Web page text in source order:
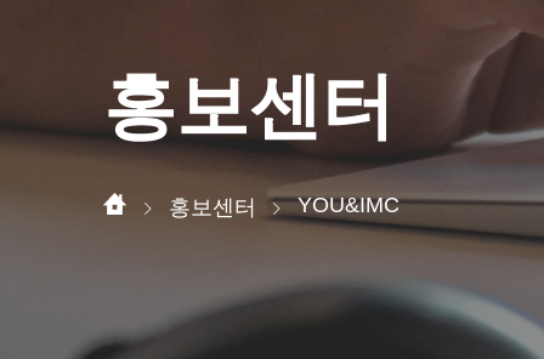
홍보센터
홍보센터 YOU&IMC